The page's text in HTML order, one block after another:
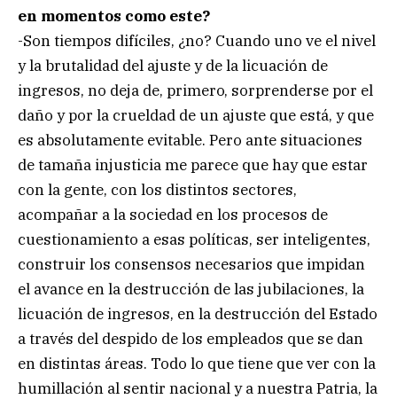
en momentos como este?
-Son tiempos difíciles, ¿no? Cuando uno ve el nivel
y la brutalidad del ajuste y de la licuación de
ingresos, no deja de, primero, sorprenderse por el
daño y por la crueldad de un ajuste que está, y que
es absolutamente evitable. Pero ante situaciones
de tamaña injusticia me parece que hay que estar
con la gente, con los distintos sectores,
acompañar a la sociedad en los procesos de
cuestionamiento a esas políticas, ser inteligentes,
construir los consensos necesarios que impidan
el avance en la destrucción de las jubilaciones, la
licuación de ingresos, en la destrucción del Estado
a través del despido de los empleados que se dan
en distintas áreas. Todo lo que tiene que ver con la
humillación al sentir nacional y a nuestra Patria, la